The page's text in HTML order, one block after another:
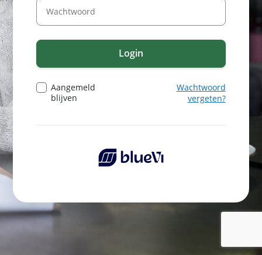
Login
Aangemeld
blijven
Wachtwoord
vergeten?